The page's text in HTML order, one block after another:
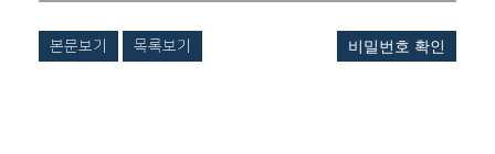
본문보기 목록보기 비밀번호 확인